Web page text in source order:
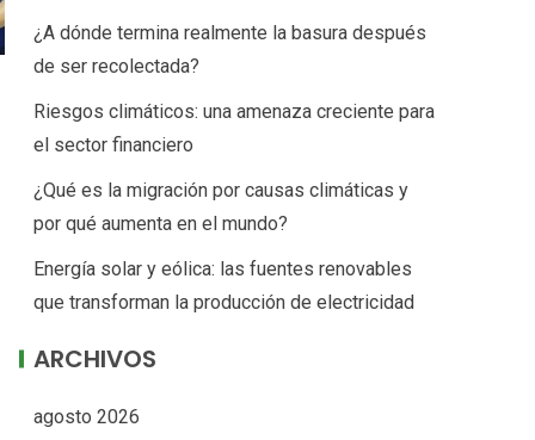
¿A dónde termina realmente la basura después
de ser recolectada?
Riesgos climáticos: una amenaza creciente para
el sector financiero
¿Qué es la migración por causas climáticas y
por qué aumenta en el mundo?
Energía solar y eólica: las fuentes renovables
que transforman la producción de electricidad
ARCHIVOS
agosto 2026